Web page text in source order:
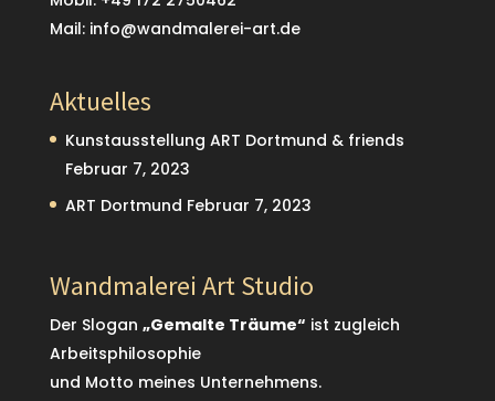
Mail: info@wandmalerei-art.de
Aktuelles
Kunstausstellung ART Dortmund & friends
Februar 7, 2023
ART Dortmund Februar 7, 2023
Wandmalerei Art Studio
Der Slogan „Gemalte Träume“ ist zugleich
Arbeitsphilosophie
und Motto meines Unternehmens.